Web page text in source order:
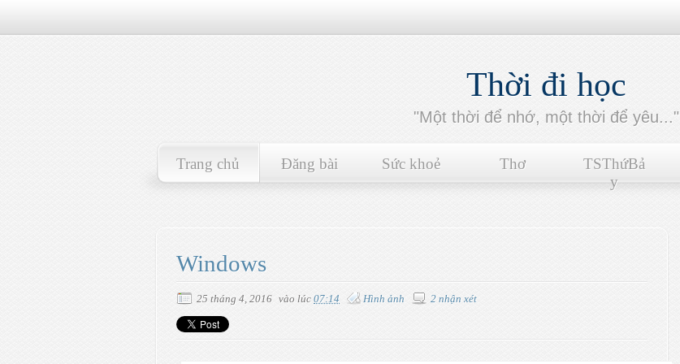
Thời đi học
"Một thời để nhớ, một thời để yêu..."
Trang chủ Đăng bài Sức khoẻ Thơ
TSThứBả
y
Windows
25 tháng 4, 2016 vào lúc 07:14 Hình ảnh 2 nhận xét